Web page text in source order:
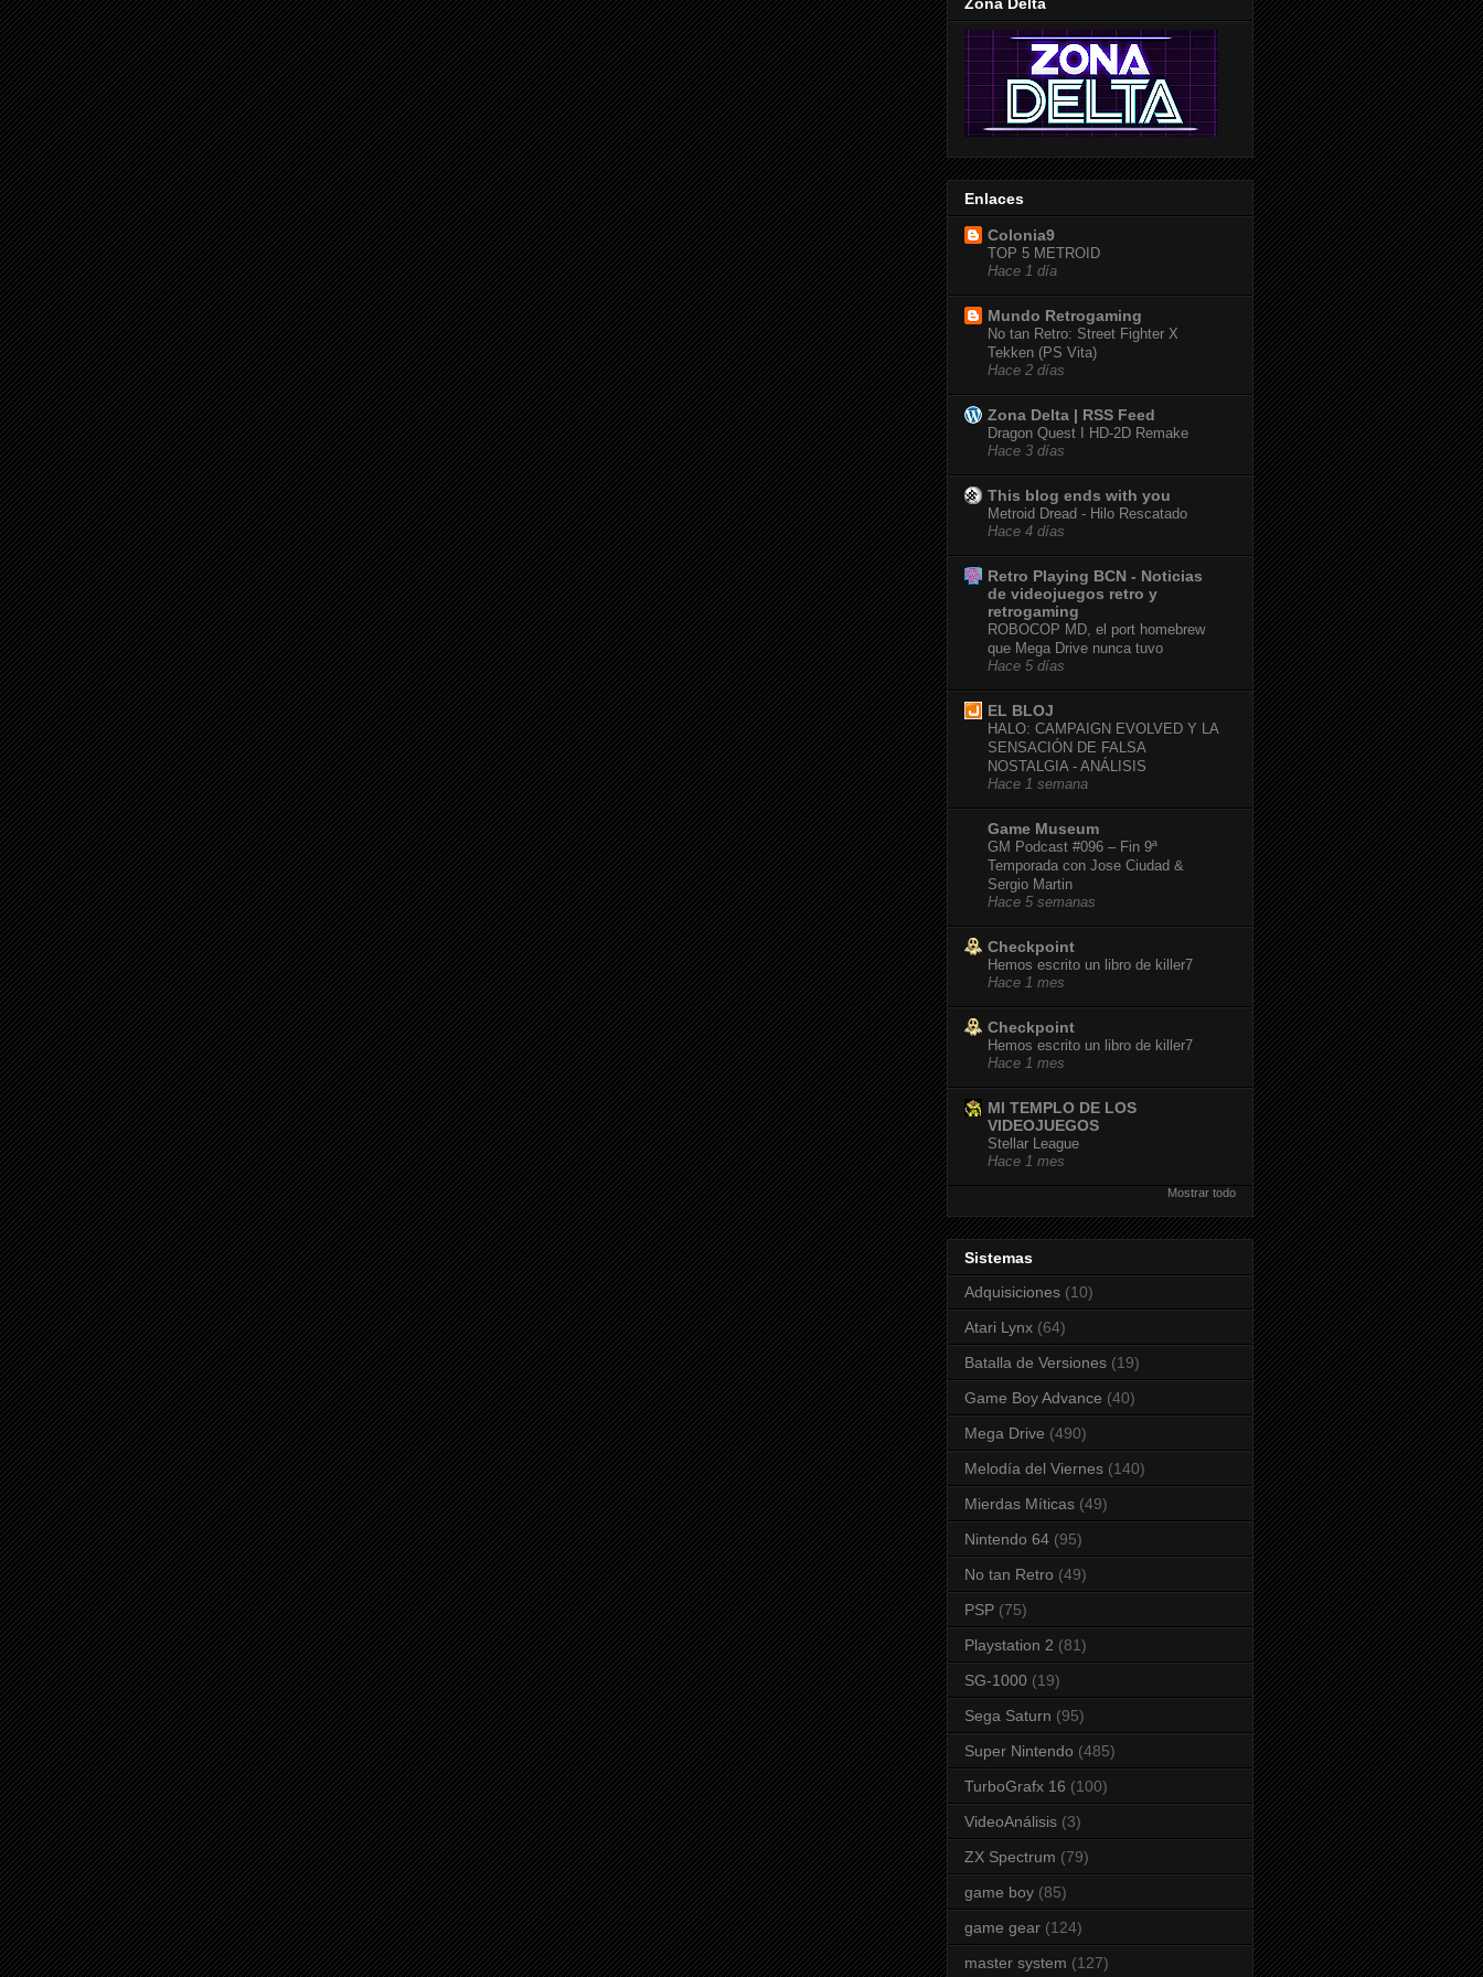
Enlaces
Colonia9
TOP 5 METROID
Hace 1 día
Mundo Retrogaming
No tan Retro: Street Fighter X
Tekken (PS Vita)
Hace 2 días
Zona Delta | RSS Feed
Dragon Quest I HD-2D Remake
Hace 3 días
This blog ends with you
Metroid Dread - Hilo Rescatado
Hace 4 días
Retro Playing BCN - Noticias
de videojuegos retro y
retrogaming
ROBOCOP MD, el port homebrew
que Mega Drive nunca tuvo
Hace 5 días
EL BLOJ
HALO: CAMPAIGN EVOLVED Y LA
SENSACIÓN DE FALSA
NOSTALGIA - ANÁLISIS
Hace 1 semana
Game Museum
GM Podcast #096 – Fin 9ª
Temporada con Jose Ciudad &
Sergio Martin
Hace 5 semanas
Checkpoint
Hemos escrito un libro de killer7
Hace 1 mes
Checkpoint
Hemos escrito un libro de killer7
Hace 1 mes
MI TEMPLO DE LOS
VIDEOJUEGOS
Stellar League
Hace 1 mes
Mostrar todo
Sistemas
Adquisiciones (10)
Atari Lynx (64)
Batalla de Versiones (19)
Game Boy Advance (40)
Mega Drive (490)
Melodía del Viernes (140)
Mierdas Míticas (49)
Nintendo 64 (95)
No tan Retro (49)
PSP (75)
Playstation 2 (81)
SG-1000 (19)
Sega Saturn (95)
Super Nintendo (485)
TurboGrafx 16 (100)
VideoAnálisis (3)
ZX Spectrum (79)
game boy (85)
game gear (124)
master system (127)